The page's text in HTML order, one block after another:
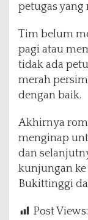
petugas
Tim belum
pagi atau
tidak ada
merah
dengan baik.
Akhirnya
menginap
dan
kunjungan ke
Bukittinggi
Post Views: